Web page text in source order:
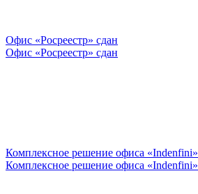
Офис «Росреестр» сдан
Офис «Росреестр» сдан
Комплексное решение офиса «Indenfini»
Комплексное решение офиса «Indenfini»